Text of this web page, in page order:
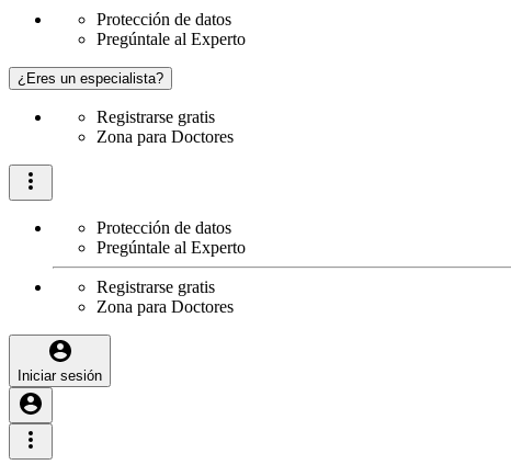
Protección de datos
Pregúntale al Experto
¿Eres un especialista?
Registrarse gratis
Zona para Doctores
Protección de datos
Pregúntale al Experto
Registrarse gratis
Zona para Doctores
Iniciar sesión